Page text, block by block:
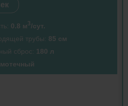
0.8 м3/сут.
трубы: 85 см
сброс: 180 л